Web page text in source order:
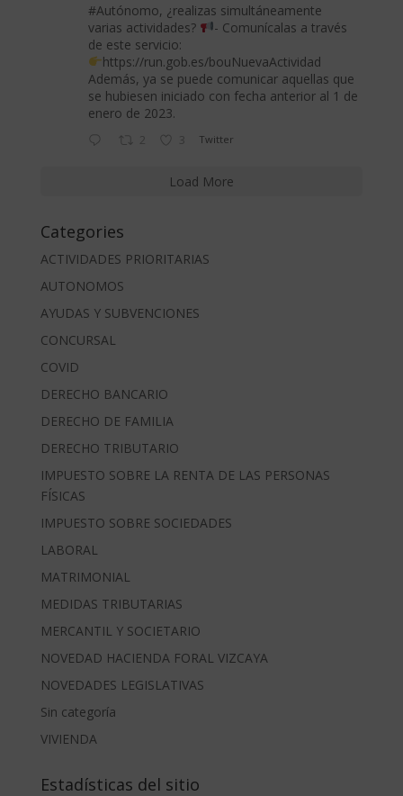
#Autónomo, ¿realizas simultáneamente
varias actividades?
- Comunícalas a través
de este servicio:
https://run.gob.es/bouNuevaActividad
Además, ya se puede comunicar aquellas que
se hubiesen iniciado con fecha anterior al 1 de
enero de 2023.
2 3 Twitter
Load More
Categories
ACTIVIDADES PRIORITARIAS
AUTONOMOS
AYUDAS Y SUBVENCIONES
CONCURSAL
COVID
DERECHO BANCARIO
DERECHO DE FAMILIA
DERECHO TRIBUTARIO
IMPUESTO SOBRE LA RENTA DE LAS PERSONAS
FÍSICAS
IMPUESTO SOBRE SOCIEDADES
LABORAL
MATRIMONIAL
MEDIDAS TRIBUTARIAS
MERCANTIL Y SOCIETARIO
NOVEDAD HACIENDA FORAL VIZCAYA
NOVEDADES LEGISLATIVAS
Sin categoría
VIVIENDA
Estadísticas del sitio